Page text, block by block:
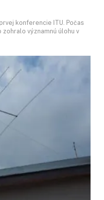
konferencie ITU. Počas
významnú úlohu v